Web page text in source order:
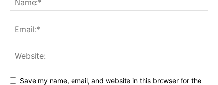
Save my name, email, and website in this browser for the